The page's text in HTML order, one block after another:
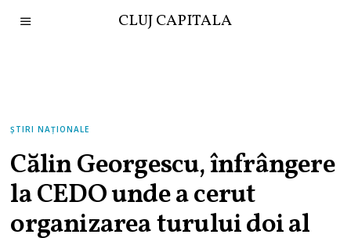
CLUJ CAPITALA
ȘTIRI NAȚIONALE
Călin Georgescu, înfrângere
la CEDO unde a cerut
organizarea turului doi al